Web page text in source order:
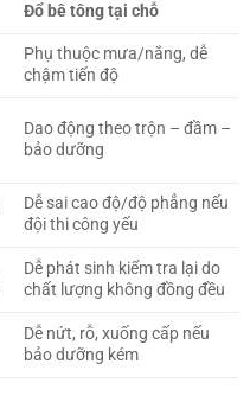
Đổ bê tông tại chỗ
Phụ thuộc mưa/nắng, dễ
chậm tiến độ
Dao động theo trộn – đầm –
bảo dưỡng
Dễ sai cao độ/độ phẳng nếu
đội thi công yếu
Dễ phát sinh kiểm tra lại do
chất lượng không đồng đều
Dễ nứt, rỗ, xuống cấp nếu
bảo dưỡng kém